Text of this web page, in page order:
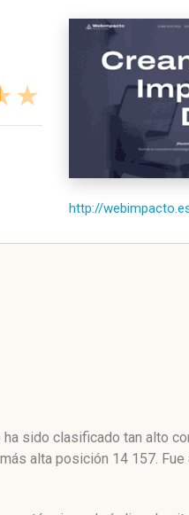
http://
sido clasificado tan alto
alta posición 14 157. Fue